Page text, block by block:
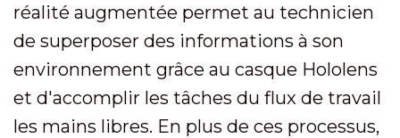
réalité augmentée permet au technicien
de superposer des informations à son
environnement grâce au casque Hololens
et d'accomplir les tâches du flux de travail
les mains libres. En plus de ces processus,